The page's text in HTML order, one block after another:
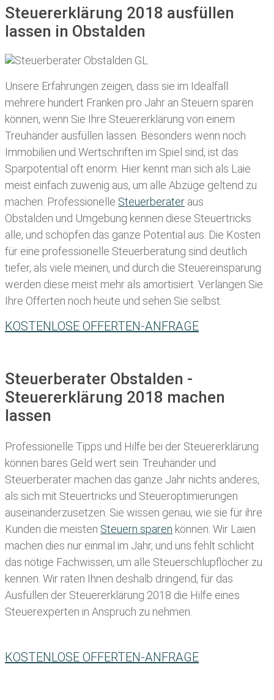
Steuererklärung 2018 ausfüllen
lassen in Obstalden
Unsere Erfahrungen zeigen, dass sie im Idealfall
mehrere hundert Franken pro Jahr an Steuern sparen
können, wenn Sie Ihre Steuererklärung von einem
Treuhänder ausfüllen lassen . Besonders wenn noch
Immobilien und Wertschriften im Spiel sind, ist das
Sparpotential oft enorm. Hier kennt man sich als Laie
meist einfach zuwenig aus, um alle Abzüge geltend zu
machen. Professionelle Steuerberater aus
Obstalden und Umgebung kennen diese Steuertricks
alle, und schöpfen das ganze Potential aus. Die Kosten
für eine professionelle Steuerberatung sind deutlich
tiefer, als viele meinen, und durch die Steuereinsparung
werden diese meist mehr als amortisiert. Verlangen Sie
Ihre Offerten noch heute und sehen Sie selbst:
KOSTENLOSE OFFERTEN-ANFRAGE
Steuerberater Obstalden -
Steuererklärung 2018 machen
lassen
Professionelle Tipps und Hilfe bei der Steuererklärung
können bares Geld wert sein. Treuhänder und
Steuerberater machen das ganze Jahr nichts anderes,
als sich mit Steuertricks und Steueroptimierungen
auseinanderzusetzen. Sie wissen genau, wie sie für ihre
Kunden die meisten Steuern sparen können. Wir Laien
machen dies nur einmal im Jahr, und uns fehlt schlicht
das nötige Fachwissen, um alle Steuerschlupflöcher zu
kennen. Wir raten Ihnen deshalb dringend, für das
Ausfüllen der Steuererklärung 2018 die Hilfe eines
Steuerexperten in Anspruch zu nehmen.
KOSTENLOSE OFFERTEN-ANFRAGE